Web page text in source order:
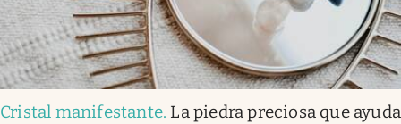
Cristal manifestante. La piedra preciosa que ayuda